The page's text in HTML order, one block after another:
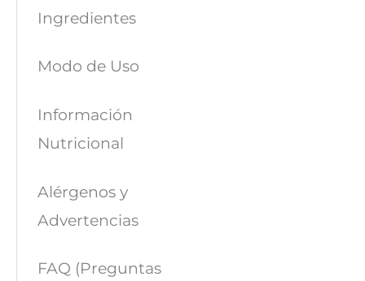
Ingredientes
Modo de Uso
Información
Nutricional
Alérgenos y
Advertencias
FAQ (Preguntas